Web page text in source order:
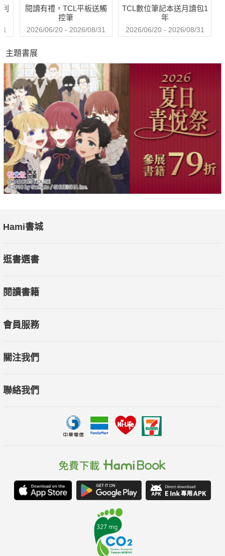
閱讀有禮，TCL平板送觸
控筆
2026/06/20 - 2026/08/31
TCL數位筆記本送月讀包1
年
2026/06/20 - 2026/08/31
主題書展
Hami書城
逛書選書
閱讀書籍
會員服務
關注我們
聯絡我們